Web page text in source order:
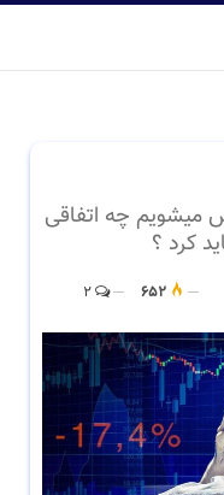
میشویم چه اتفاقی
کرد ؟
652